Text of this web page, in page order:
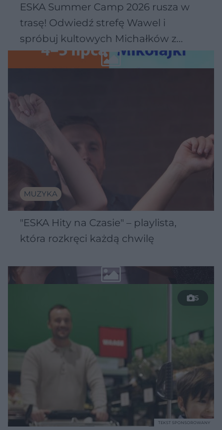
ESKA Summer Camp 2026 rusza w
trasę! Odwiedź strefę Wawel i
spróbuj kultowych Michałków z
Wawelu
MUZYKA
"ESKA Hity na Czasie" – playlista,
która rozkręci każdą chwilę
5
TEKST SPONSOROWANY